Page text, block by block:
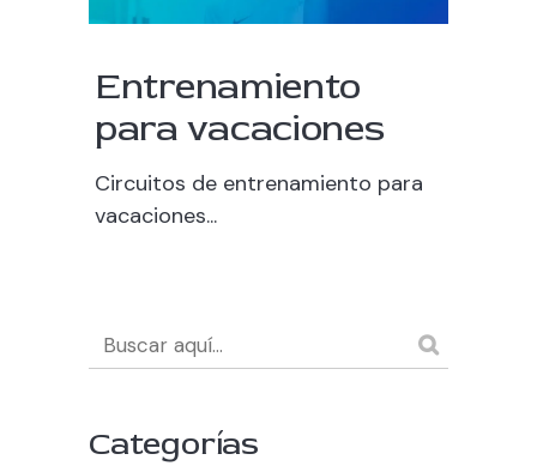
Entrenamiento
para vacaciones
Circuitos de entrenamiento para
vacaciones...
Categorías